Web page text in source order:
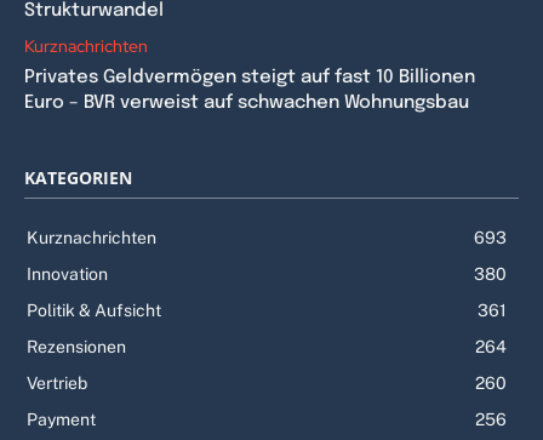
Strukturwandel
Kurznachrichten
Privates Geldvermögen steigt auf fast 10 Billionen
Euro – BVR verweist auf schwachen Wohnungsbau
KATEGORIEN
Kurznachrichten
693
Innovation
380
Politik & Aufsicht
361
Rezensionen
264
Vertrieb
260
Payment
256